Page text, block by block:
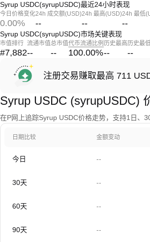
Syrup USDC(syrupUSDC)最近24小时表现
今日价格变化
0.00%
24h 成交额(USD)
--
24h 最高(USD)
--
24h 最低
--
Syrup USDC(syrupUSDC)市场关键表现
市值排行
#7,882
流通市值
--
总市值
--
代币流通比例
100.00%
历史最高
--
历史最
--
注册交易赚取最高 711
Syrup USDC (syrupUSDC)
在P网上追踪Syrup USDC价格走势，支持1日、
日期比较 金额变动
今日 --
30天 --
60天 --
90天 --